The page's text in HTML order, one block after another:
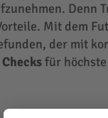
Denn
Mit dem
der mit
für